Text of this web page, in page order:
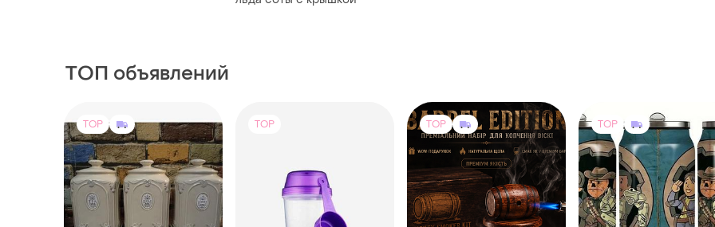
850 грн 7 145 грн 3999 грн 3 600 грн 3